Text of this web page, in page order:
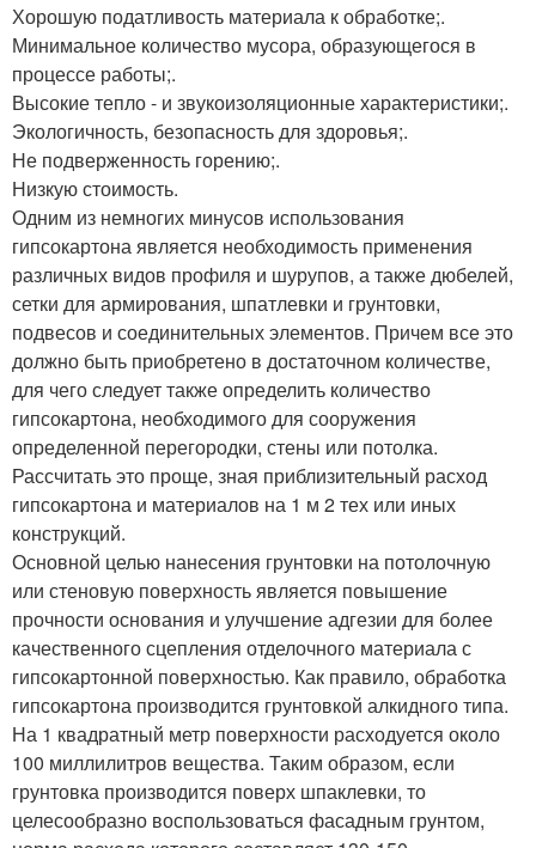
Хорошую податливость материала к обработке;.
Минимальное количество мусора, образующегося в
процессе работы;.
Высокие тепло - и звукоизоляционные характеристики;.
Экологичность, безопасность для здоровья;.
Не подверженность горению;.
Низкую стоимость.
Одним из немногих минусов использования
гипсокартона является необходимость применения
различных видов профиля и шурупов, а также дюбелей,
сетки для армирования, шпатлевки и грунтовки,
подвесов и соединительных элементов. Причем все это
должно быть приобретено в достаточном количестве,
для чего следует также определить количество
гипсокартона, необходимого для сооружения
определенной перегородки, стены или потолка.
Рассчитать это проще, зная приблизительный расход
гипсокартона и материалов на 1 м 2 тех или иных
конструкций.
Основной целью нанесения грунтовки на потолочную
или стеновую поверхность является повышение
прочности основания и улучшение адгезии для более
качественного сцепления отделочного материала с
гипсокартонной поверхностью. Как правило, обработка
гипсокартона производится грунтовкой алкидного типа.
На 1 квадратный метр поверхности расходуется около
100 миллилитров вещества. Таким образом, если
грунтовка производится поверх шпаклевки, то
целесообразно воспользоваться фасадным грунтом,